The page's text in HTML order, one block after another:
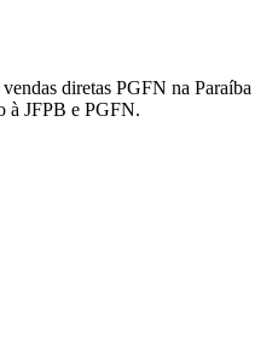
diretas PGFN na Paraíba
à JFPB e PGFN.